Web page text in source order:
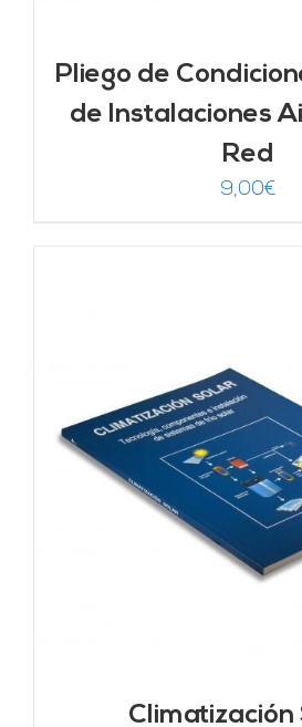
Pliego de
de Instalaciones
Red
9,00€
Climatización